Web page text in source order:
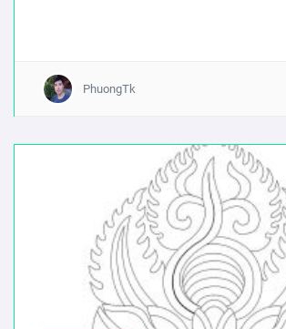
PhuongTk